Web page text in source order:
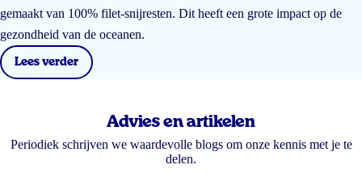
gemaakt van 100% filet-snijresten. Dit heeft een grote impact op de
gezondheid van de oceanen.
Lees verder
Advies en artikelen
Periodiek schrijven we waardevolle blogs om onze kennis met je te
delen.